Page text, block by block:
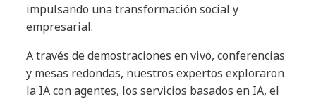
impulsando una transformación social y
empresarial.
A través de demostraciones en vivo, conferencias
y mesas redondas, nuestros expertos exploraron
la IA con agentes, los servicios basados en IA, el